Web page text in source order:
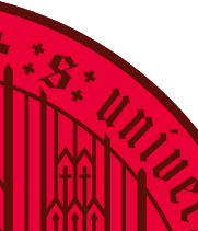
REILING